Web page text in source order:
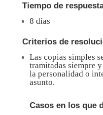
Tiempo de
8 días
Criterios de
Las copias simples
tramitadas siempre
la personalidad o
asunto.
Casos en los que